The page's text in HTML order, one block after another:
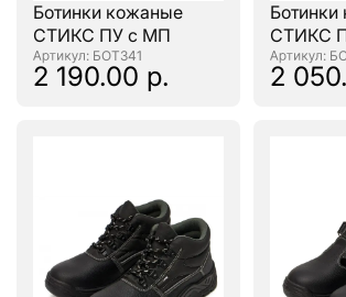
Ботинки кожаные
СТИКС ПУ с МП
: БОТ341
2 190.00 р.
СТИКС
:
2